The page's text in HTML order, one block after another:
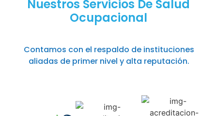
Nuestros Servicios De Salud
Ocupacional
Contamos con el respaldo de instituciones
aliadas de primer nivel y alta reputación.